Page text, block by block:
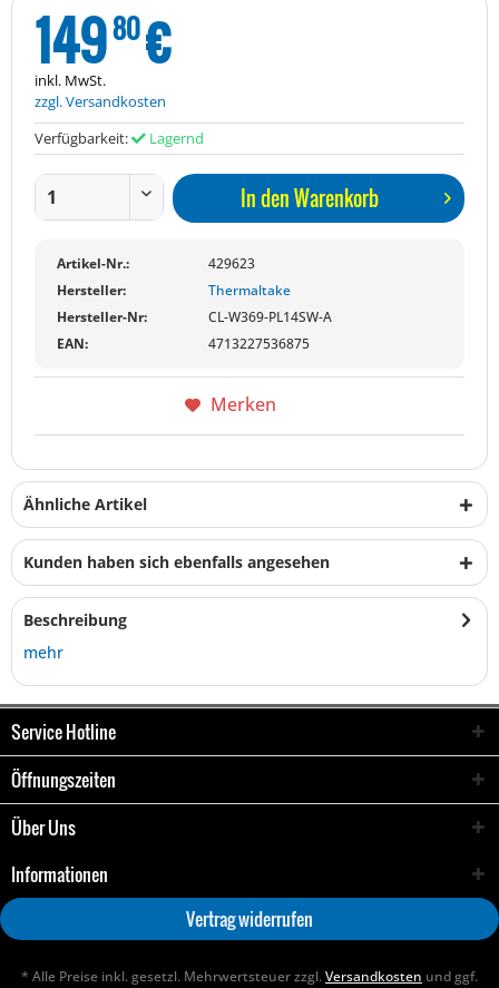
14980€
inkl. MwSt.
zzgl. Versandkosten
Verfügbarkeit:
Lagernd
In denWarenkorb
Artikel-Nr.:
429623
Hersteller:
Thermaltake
Hersteller-Nr:
CL-W369-PL14SW-A
EAN:
4713227536875
Merken
Ähnliche Artikel
Kunden haben sich ebenfalls angesehen
Beschreibung
mehr
Service Hotline
Öffnungszeiten
Über Uns
Informationen
Vertrag widerrufen
* Alle Preise inkl. gesetzl. Mehrwertsteuer zzgl.Versandkosten und ggf.